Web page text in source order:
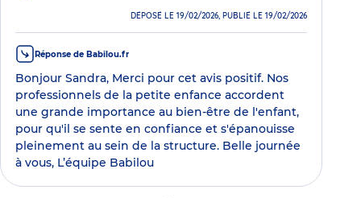
DÉPOSÉ LE 19/02/2026, PUBLIÉ LE 19/02/2026
Réponse de Babilou.fr
Bonjour Sandra, Merci pour cet avis positif. Nos
professionnels de la petite enfance accordent
une grande importance au bien-être de l'enfant,
pour qu'il se sente en confiance et s'épanouisse
pleinement au sein de la structure. Belle journée
à vous, L’équipe Babilou